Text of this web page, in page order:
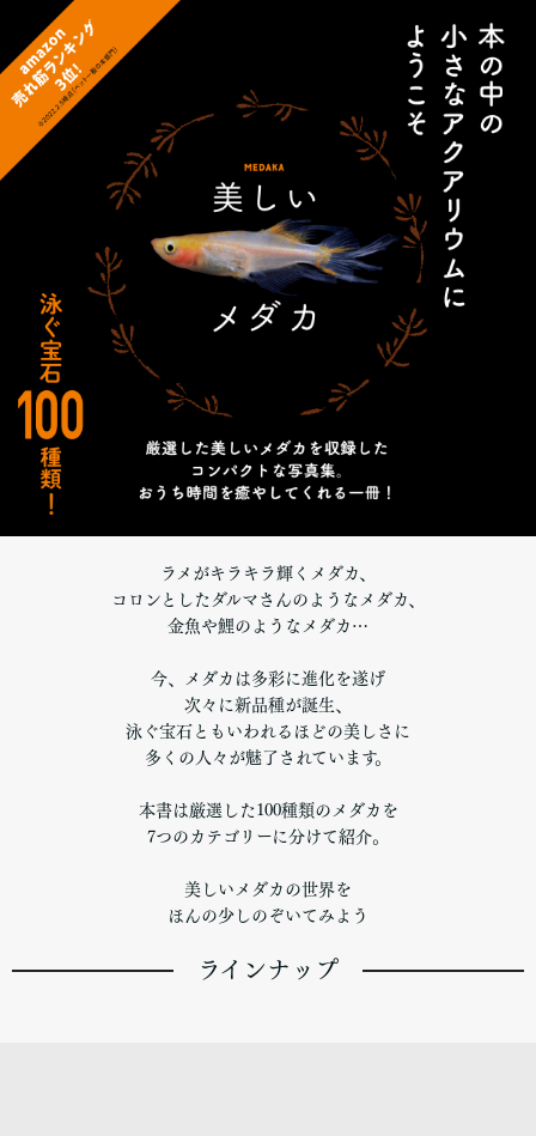
ラメがキラキラ輝くメダカ、
コロンとしたダルマさんのようなメダカ、
金魚や鯉のようなメダカ…
今、メダカは多彩に進化を遂げ
次々に新品種が誕生、
泳ぐ宝石ともいわれるほどの美しさに
多くの人々が魅了されています。
本書は厳選した100種類のメダカを
7つのカテゴリーに分けて紹介。
美しいメダカの世界を
ほんの少しのぞいてみよう
ラインナップ